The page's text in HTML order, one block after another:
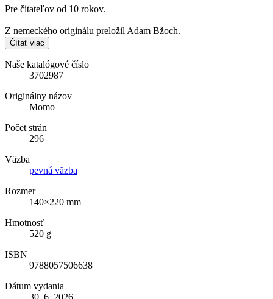
Pre čitateľov od 10 rokov.
Z nemeckého originálu preložil Adam Bžoch.
Čítať viac
Naše katalógové číslo
3702987
Originálny názov
Momo
Počet strán
296
Väzba
pevná väzba
Rozmer
140×220 mm
Hmotnosť
520 g
ISBN
9788057506638
Dátum vydania
30. 6. 2026